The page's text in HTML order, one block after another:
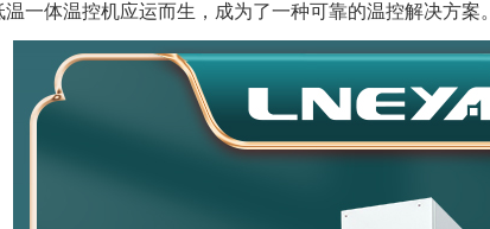
一体温控机应运而生，成为了一种可靠的温控解决方案。